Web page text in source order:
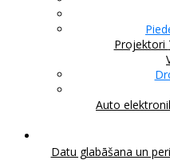
Projektori
Auto
Datu glabāšana un